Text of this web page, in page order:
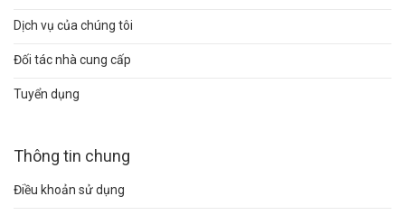
Dịch vụ của chúng tôi
Đối tác nhà cung cấp
Tuyển dụng
Thông tin chung
Điều khoản sử dụng